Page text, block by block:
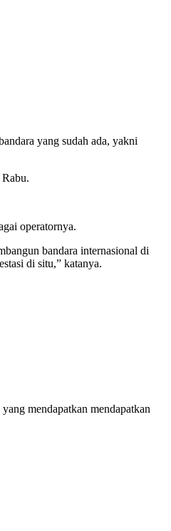
yang sudah ada, yakni
operatornya.
bandara internasional di
di situ,” katanya.
mendapatkan mendapatkan